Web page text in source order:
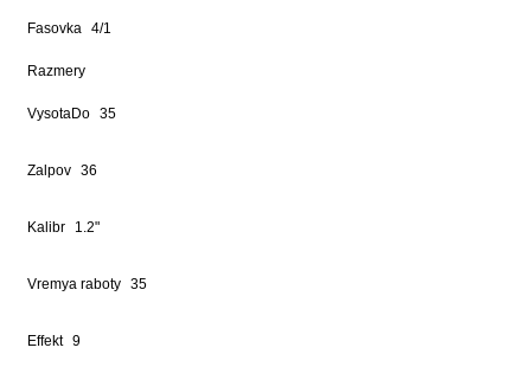
Fasovka 4/1
Razmery
VysotaDo 35
Zalpov 36
Kalibr 1.2"
Vremya raboty 35
Effekt 9